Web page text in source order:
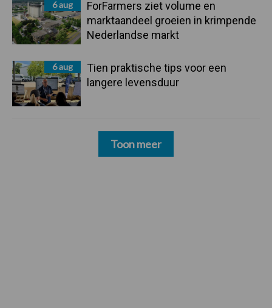
6 aug
ForFarmers ziet volume en
marktaandeel groeien in krimpende
Nederlandse markt
6 aug
Tien praktische tips voor een
langere levensduur
Toon meer